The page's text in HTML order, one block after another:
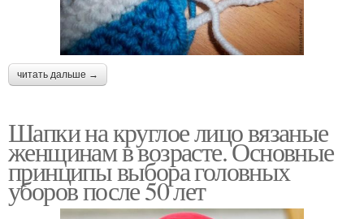
читать дальше →
Шапки на круглое лицо вязаные
женщинам в возрасте. Основные
принципы выбора головных
уборов после 50 лет